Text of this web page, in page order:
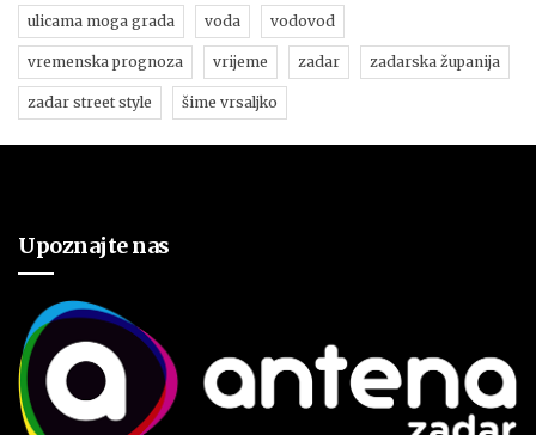
ulicama moga grada voda vodovod
vremenska prognoza vrijeme zadar zadarska županija
zadar street style šime vrsaljko
Upoznajte nas